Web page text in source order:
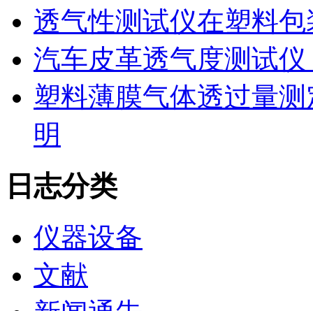
透气性测试仪在塑料
汽车皮革透气度测试
塑料薄膜气体透过量
明
日志分类
仪器设备
文献